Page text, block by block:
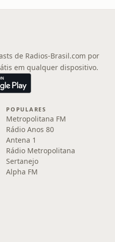
de Radios-Brasil.com por
em qualquer dispositivo.
POPULARES
Metropolitana FM
Rádio Anos 80
Antena 1
Rádio Metropolitana
Sertanejo
Alpha FM